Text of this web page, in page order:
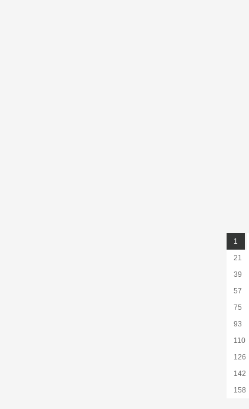
1
21
39
57
75
93
110
126
142
158